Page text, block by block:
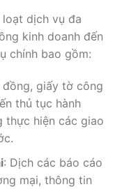
dịch vụ đa
kinh doanh đến
chính bao gồm:
đồng, giấy tờ công
thủ tục hành
thực hiện các giao
: Dịch các báo cáo
mại, thông tin